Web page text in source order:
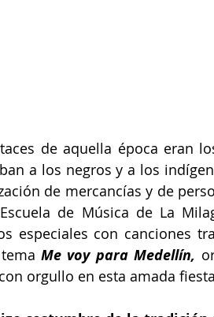
de aquella época eran
a los negros y a los
de mercancías y de
de Música de La
especiales con canciones
tema Me voy para Medellín,
orgullo en esta amada